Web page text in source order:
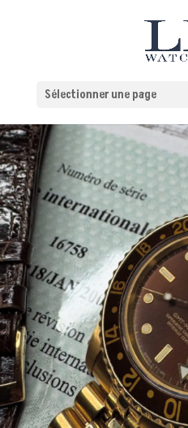
Sélectionner une page